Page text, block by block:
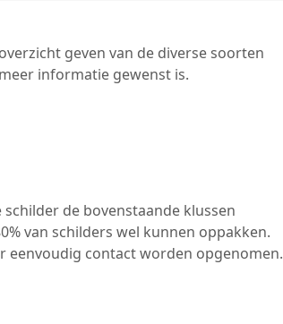
geven van de diverse soorten
informatie gewenst is.
de bovenstaande klussen
van schilders wel kunnen oppakken.
eenvoudig contact worden opgenomen.